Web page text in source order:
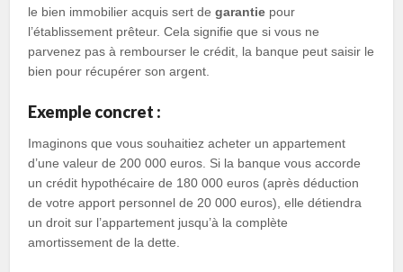
le bien immobilier acquis sert degarantie pour
l’établissement prêteur. Cela signifie que si vous ne
parvenez pas à rembourser le crédit, la banque peut saisir le
bien pour récupérer son argent.
Exemple concret :
Imaginons que vous souhaitiez acheter un appartement
d’une valeur de 200 000 euros. Si la banque vous accorde
un crédit hypothécaire de 180 000 euros (après déduction
de votre apport personnel de 20 000 euros), elle détiendra
un droit sur l’appartement jusqu’à la complète
amortissement de la dette.